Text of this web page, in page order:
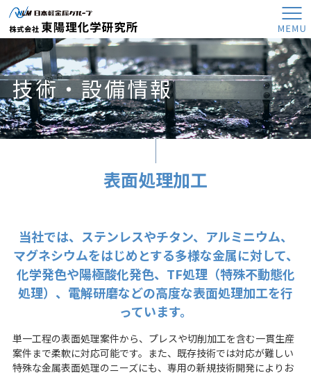
株式会
JP EN
各種容器類
板金加工製品
表面処理加工（製品）
表面処理加工（建物）
技術・設備情報トップ
表面処理加工
アルマイト処理
ステンレス表面処理
チタン表面処理
その他の金属
会社概要
会社概要トップ
企業理念
マネジメントフロー
事業所紹介
採用情報
テクノロジー
先輩紹介
コラム
技術・設備情報
表面処理加工
当社では、ステンレスやチタン、アルミニウム、
マグネシウムをはじめとする多様な金属に対して、
化学発色や陽極酸化発色、TF処理（特殊不動態化
処理）、電解研磨などの高度な表面処理加工を行
っています。
単一工程の表面処理案件から、プレスや切削加工を含む一貫生産
案件まで柔軟に対応可能です。また、既存技術では対応が難しい
特殊な金属表面処理のニーズにも、専用の新規技術開発によりお